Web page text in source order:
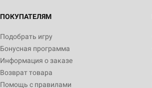
ПОКУПАТЕЛЯМ
Подобрать игру
Бонусная программа
Информация о заказе
Возврат товара
Помощь с правилами